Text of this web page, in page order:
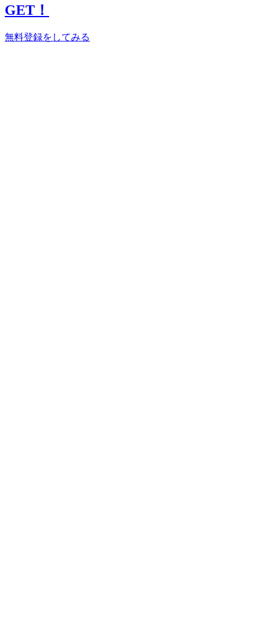
GET！
無料登録をしてみる